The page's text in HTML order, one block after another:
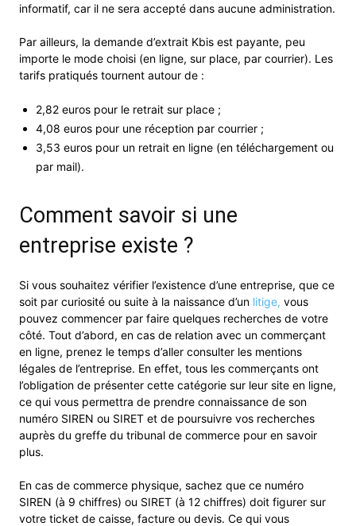
informatif, car il ne sera accepté dans aucune administration.
Par ailleurs, la demande d’extrait Kbis est payante, peu
importe le mode choisi (en ligne, sur place, par courrier). Les
tarifs pratiqués tournent autour de :
2,82 euros pour le retrait sur place ;
4,08 euros pour une réception par courrier ;
3,53 euros pour un retrait en ligne (en téléchargement ou
par mail).
Comment savoir si une
entreprise existe ?
Si vous souhaitez vérifier l’existence d’une entreprise, que ce
soit par curiosité ou suite à la naissance d’un litige, vous
pouvez commencer par faire quelques recherches de votre
côté. Tout d’abord, en cas de relation avec un commerçant
en ligne, prenez le temps d’aller consulter les mentions
légales de l’entreprise. En effet, tous les commerçants ont
l’obligation de présenter cette catégorie sur leur site en ligne,
ce qui vous permettra de prendre connaissance de son
numéro SIREN ou SIRET et de poursuivre vos recherches
auprès du greffe du tribunal de commerce pour en savoir
plus.
En cas de commerce physique, sachez que ce numéro
SIREN (à 9 chiffres) ou SIRET (à 12 chiffres) doit figurer sur
votre ticket de caisse, facture ou devis. Ce qui vous